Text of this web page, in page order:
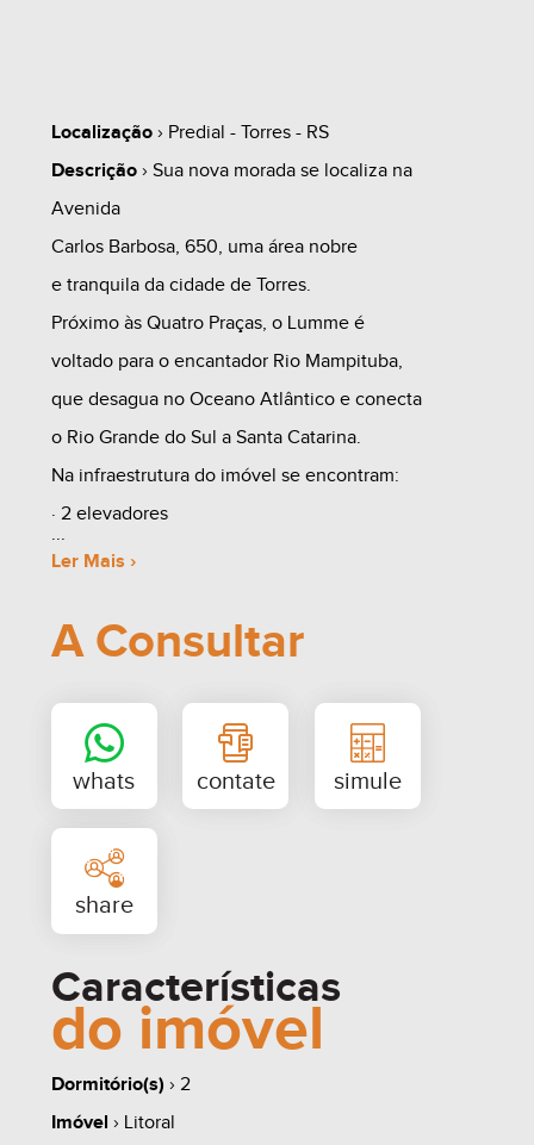
Localização› Predial - Torres - RS
Descrição› Sua nova morada se localiza na
Avenida
Carlos Barbosa, 650, uma área nobre
e tranquila da cidade de Torres.
Próximo às Quatro Praças, o Lumme é
voltado para o encantador Rio Mampituba,
que desagua no Oceano Atlântico e conecta
o Rio Grande do Sul a Santa Catarina.
Na infraestrutura do imóvel se encontram:
· 2 elevadores
· Lavabo e lava-pés para a comodidade de quem
· Medidores independentes de água, luz e gás
veículos
· Gerador de energia nas áreas de uso comum
· Câmeras de monitoramento instaladas em pontos
Ler Mais ›
A Consultar
Características
do imóvel
Dormitório(s) › 2
Imóvel › Litoral